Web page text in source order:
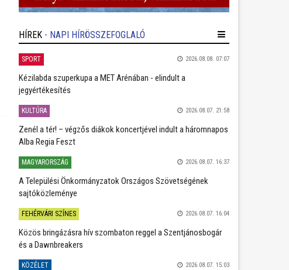
HÍREK - NAPI HÍRÖSSZEFOGLALÓ
SPORT 2026.08.08. 07:07
Kézilabda szuperkupa a MET Arénában - elindult a
jegyértékesítés
KULTÚRA 2026.08.07. 21:58
Zenél a tér! – végzős diákok koncertjével indult a háromnapos
Alba Regia Feszt
MAGYARORSZÁG 2026.08.07. 16:37
A Települési Önkormányzatok Országos Szövetségének
sajtóközleménye
FEHÉRVÁRI SZÍNES 2026.08.07. 16:04
Közös bringázásra hív szombaton reggel a Szentjánosbogár
és a Dawnbreakers
KÖZÉLET 2026.08.07. 15:03